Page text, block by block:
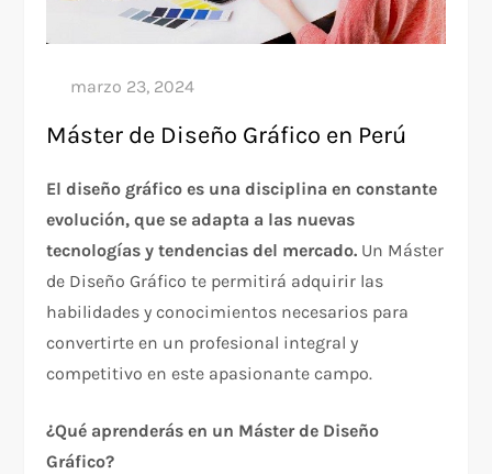
Máster de Diseño Gráfico en Perú
El diseño gráfico es una disciplina en constante
evolución, que se adapta a las nuevas
tecnologías y tendencias del mercado. Un Máster
de Diseño Gráfico te permitirá adquirir las
habilidades y conocimientos necesarios para
convertirte en un profesional integral y
competitivo en este apasionante campo.
¿Qué aprenderás en un Máster de Diseño
Gráfico?